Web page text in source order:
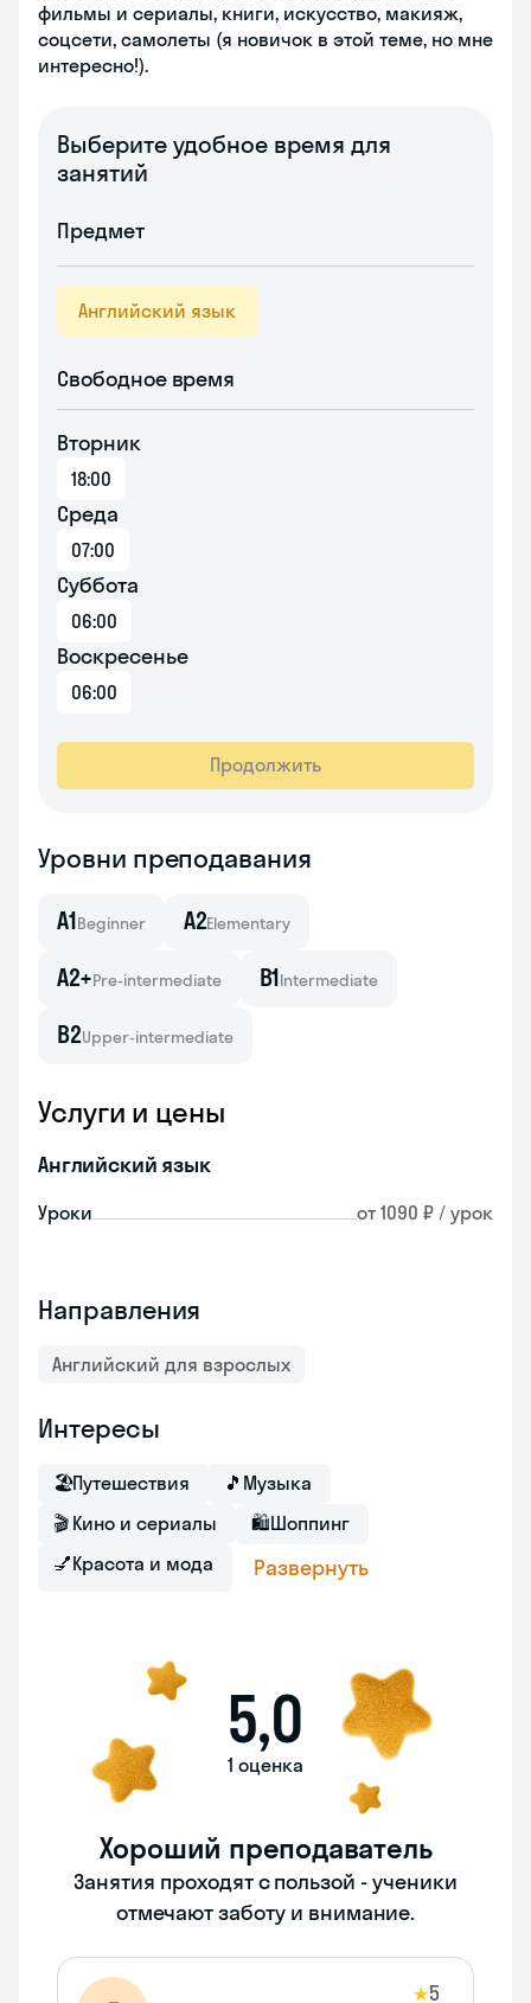
фильмы и сериалы, книги, искусство, макияж,
соцсети, самолеты (я новичок в этой теме, но мне
интересно!).
Выберите удобное время для
занятий
Предмет
Английский язык
Свободное время
Вторник
18:00
Среда
07:00
Суббота
06:00
Воскресенье
06:00
Продолжить
Уровни преподавания
A1Beginner A2Elementary
A2+Pre-intermediate B1Intermediate
B2Upper-intermediate
Услуги и цены
Английский язык
Уроки от 1090 ₽ / урок
Направления
Английский для взрослых
Интересы
🏖Путешествия 🎵 Музыка
🎬 Кино и сериалы 🛍Шоппинг
💅Красота и мода Развернуть
5,0
1 оценка
Хороший преподаватель
Занятия проходят с пользой - ученики
отмечают заботу и внимание.
★5